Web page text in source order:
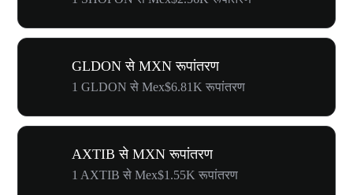
GLDON से MXN रूपांतरण
1 GLDON से Mex$6.81K रूपांतरण
AXTIB से MXN रूपांतरण
1 AXTIB से Mex$1.55K रूपांतरण